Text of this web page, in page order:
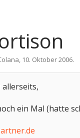
, 10. Oktober 2006.
ein Mal (hatte